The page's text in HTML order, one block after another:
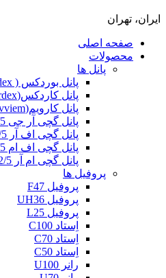
ایران، تهران
صفحه اصلی
محصولات
پانل ها
پانل بوردکس ( Boardex )
پانل کاردکس(kardex)
پانل کارویم(karvviem)
پانل گچی آر جی 12/5
پانل گچی اف آر 12/5
پانل گچی اف ام 12/5
پانل گچی ام آر 12/5
پروفیل ها
پروفیل F47
پروفیل UH36
پروفیل L25
اِستاد C100
اِستاد C70
اِستاد C50
رانر U100